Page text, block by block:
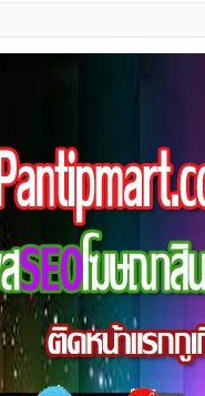
ล่อม เชื่อมต่อถนนถนนเอกชัย-